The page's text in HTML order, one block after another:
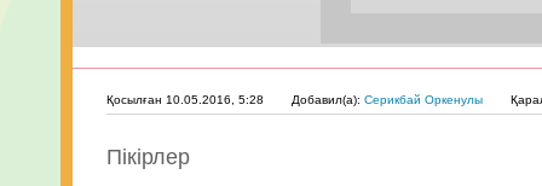
Қосылған 10.05.2016, 5:28 Добавил(а): Серикбай Оркенулы
Пікірлер